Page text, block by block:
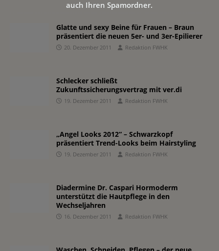
Glatte und sexy Beine für Frauen – Braun
präsentiert die neuen 5er- und 3er-Epilierer
20. Dezember 2011 Redaktion FWHK
Schlecker schließt
Zukunftssicherungsvertrag mit ver.di
19. Dezember 2011 Redaktion FWHK
„Angel Looks 2012“ – Schwarzkopf
präsentiert Trend-Looks beim Hairstyling
19. Dezember 2011 Redaktion FWHK
Diadermine Dr. Caspari Hormoderm
unterstützt die Hautpflege in den
Wechseljahren
16. Dezember 2011 Redaktion FWHK
auch Ihren Spamordner.